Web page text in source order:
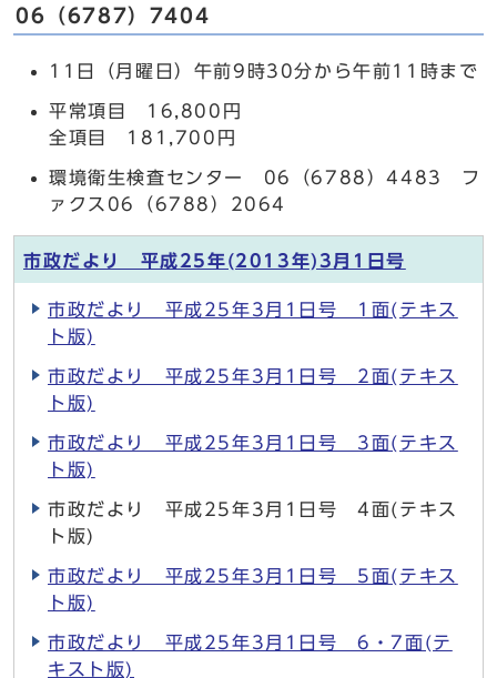
06（6787）7404
11日（月曜日）午前9時30分から午前11時まで
平常項目 16,800円
全項目 181,700円
環境衛生検査センター 06（6788）4483 フ
ァクス06（6788）2064
市政だより 平成25年(2013年)3月1日号
市政だより 平成25年3月1日号 1面(テキス
ト版)
市政だより 平成25年3月1日号 2面(テキス
ト版)
市政だより 平成25年3月1日号 3面(テキス
ト版)
市政だより 平成25年3月1日号 4面(テキス
ト版)
市政だより 平成25年3月1日号 5面(テキス
ト版)
市政だより 平成25年3月1日号 6・7面(テ
キスト版)